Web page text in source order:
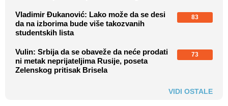
Vladimir Đukanović: Lako može da se desi
da na izborima bude više takozvanih
studentskih lista
83
Vulin: Srbija da se obaveže da neće prodati
ni metak neprijateljima Rusije, poseta
Zelenskog pritisak Brisela
73
VIDI OSTALE